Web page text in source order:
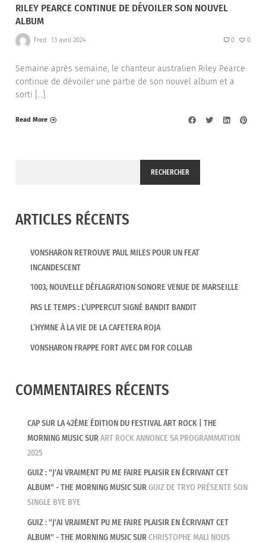
RILEY PEARCE CONTINUE DE DÉVOILER SON NOUVEL
ALBUM
Fred 13 avril 2024 0 0
Semaine après semaine, le chanteur australien Riley Pearce
continue de dévoiler une partie de son nouvel album et a
sorti […]
Read More
RECHERCHER
ARTICLES RÉCENTS
VONSHARON RETROUVE PAUL MILES POUR UN FEAT
INCANDESCENT
1003, NOUVELLE DÉFLAGRATION SONORE VENUE DE MARSEILLE
PAS LE TEMPS : L’UPPERCUT SIGNÉ BANDIT BANDIT
L’HYMNE À LA VIE DE LA CAFETERA ROJA
VONSHARON FRAPPE FORT AVEC DM FOR COLLAB
COMMENTAIRES RÉCENTS
CAP SUR LA 42ÈME ÉDITION DU FESTIVAL ART ROCK | THE
MORNING MUSICSURART ROCK ANNONCE SA PROGRAMMATION
2025
GUIZ : "J'AI VRAIMENT PU ME FAIRE PLAISIR EN ÉCRIVANT CET
ALBUM" - THE MORNING MUSICSURGUIZ DE TRYO PRÉSENTE SON
SINGLE BYE BYE
GUIZ : "J'AI VRAIMENT PU ME FAIRE PLAISIR EN ÉCRIVANT CET
ALBUM" - THE MORNING MUSICSURCHRISTOPHE MALI NOUS